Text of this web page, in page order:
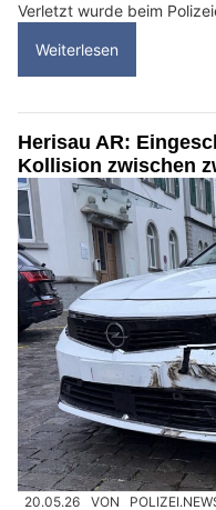
Verletzt wurde beim
Weiterlesen
Herisau AR:
Kollision zwischen
20.05.26 VON